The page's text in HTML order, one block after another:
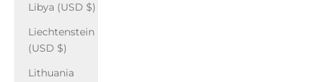
Libya (USD $)
Liechtenstein
(USD $)
Lithuania